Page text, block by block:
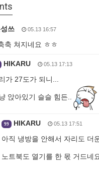
쓰 05.13 16:57
축 쳐지네요 ㅎㅎ
HIKARU 05.13 17:13
가 27도가 되니...
앉아있기 슬슬 힘든..
99 HIKARU 05.13 17:51
아직 냉방을 안해서 자리도 더
노트북도 열기를 한 몫 거드네요